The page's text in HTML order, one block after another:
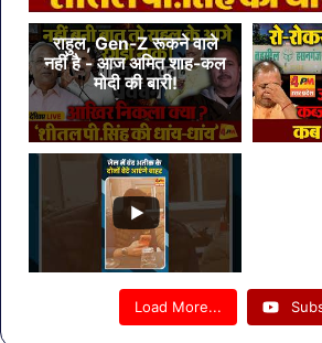
राहुल, Gen-Z रूकने वाले
नहीं है - आज अमित शाह-कल
मोदी की बारी!
Load More...